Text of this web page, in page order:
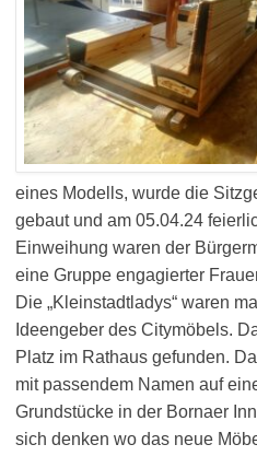
eines Modells, wurde die
gebaut und am 05.04.24
Einweihung waren der
eine Gruppe engagierter
Die „Kleinstadtladys“ waren
Ideengeber des Citymöbels. D
Platz im Rathaus gefunden.
mit passendem Namen auf
Grundstücke in der Bornaer
sich denken wo das neue